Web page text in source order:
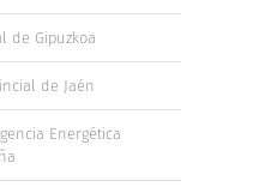
de Gipuzkoa
de Jaén
Energética